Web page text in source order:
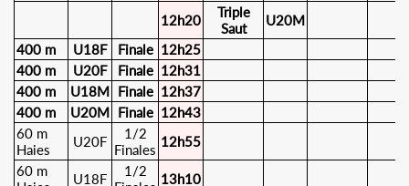
12h20
Triple
Saut
U20M
400 m
U18F Finale 12h25
400 m
U20F Finale 12h31
400 m
U18M Finale 12h37
400 m
U20M Finale 12h43
60 m
Haies
U20F
1/2
Finales 12h55
60 m
U18F
1/2
13h10